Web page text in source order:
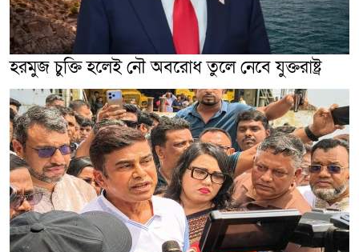
হরমুজ চুক্তি হলেই নৌ অবরোধ তুলে নেবে যুক্তরাষ্ট্র